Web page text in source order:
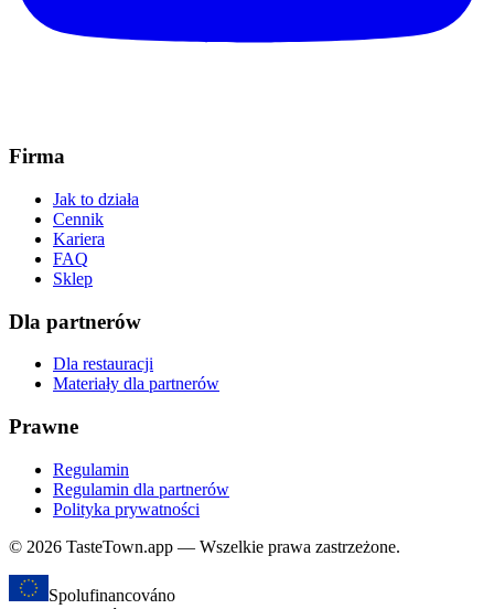
Firma
Jak to działa
Cennik
Kariera
FAQ
Sklep
Dla partnerów
Dla restauracji
Materiały dla partnerów
Prawne
Regulamin
Regulamin dla partnerów
Polityka prywatności
© 2026 TasteTown.app — Wszelkie prawa zastrzeżone.
Spolufinancováno